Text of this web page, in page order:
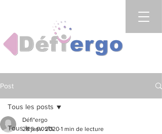
Post
Tous les posts
Tous les posts
Défi*ergo
28 janv. 2020 1 min de lecture